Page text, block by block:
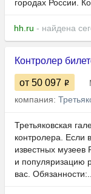
городах России.
hh.ru - найдена
Контролер
от 50 097
компания:
Третьяковская
контролера. Если
известных музеев
и популяризацию
вас.